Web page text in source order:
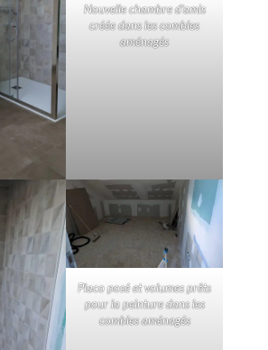
Nouvelle chambre d’amis
créée dans les combles
aménagés
Placo posé et volumes prêts
pour la peinture dans les
combles aménagés